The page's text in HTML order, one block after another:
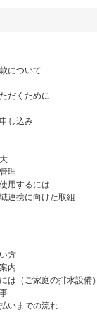
について
だくために
し込み
理
用するには
連携に向けた取組
方
内
は（ご家庭の排水設備）
いまでの流れ